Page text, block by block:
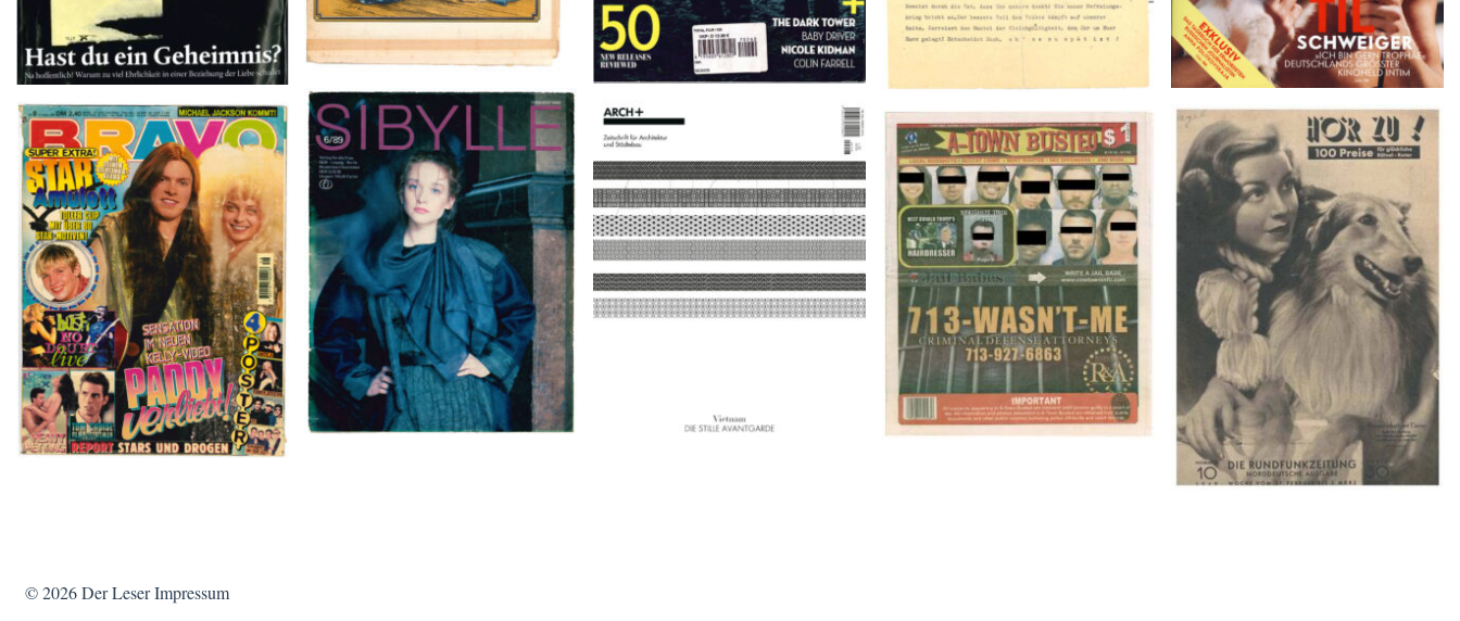
SIBYLLE 6/89 ARCH+ Nr. 226, Herbst 2016
BRAVO – Nr. 8, 13. Febr. 1997
HÖR ZU! – 1949, NUMMER 10,
Woche vom 27. Februar bis 05.
März
A-TOWN BUSTED – 8/15/16–
9/1/16
© 2026Der Leser Impressum